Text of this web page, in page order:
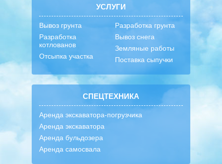
УСЛУГИ
Вывоз грунта
Разработка
котлованов
Отсыпка участка
Разработка грунта
Вывоз снега
Земляные работы
Поставка сыпучки
СПЕЦТЕХНИКА
Аренда экскаватора-погрузчика
Аренда экскаватора
Аренда бульдозера
Аренда самосвала